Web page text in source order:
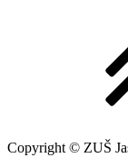
Copyright © ZUŠ